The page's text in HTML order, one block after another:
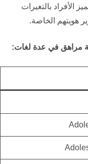
الأفراد بالتغيرات
هويتهم الخاصة.
مراهق في عدة لغات: